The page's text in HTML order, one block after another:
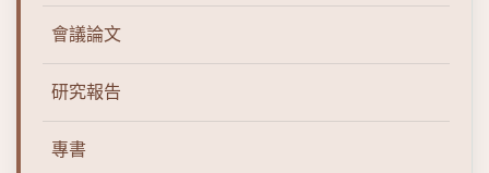
會議論文
研究報告
專書